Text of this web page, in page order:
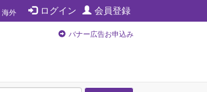
ログイン 会員登録
海外
バナー広告お申込み